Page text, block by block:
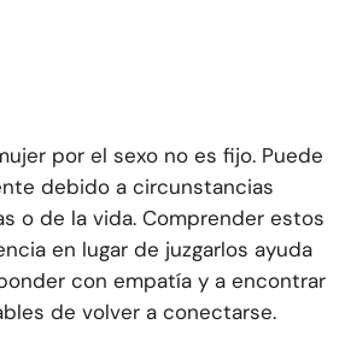
por el sexo no es fijo. Puede
debido a circunstancias
o de la vida. Comprender estos
en lugar de juzgarlos ayuda
con empatía y a encontrar
de volver a conectarse.